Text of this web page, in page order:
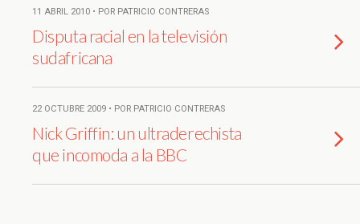
11 ABRIL 2010 • POR PATRICIO CONTRERAS
Disputa racial en la televisión
sudafricana
22 OCTUBRE 2009 • POR PATRICIO CONTRERAS
Nick Griffin: un ultraderechista
que incomoda a la BBC